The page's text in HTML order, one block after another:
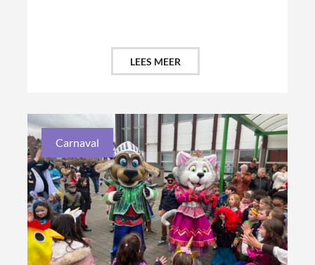
LEES MEER
Carnaval